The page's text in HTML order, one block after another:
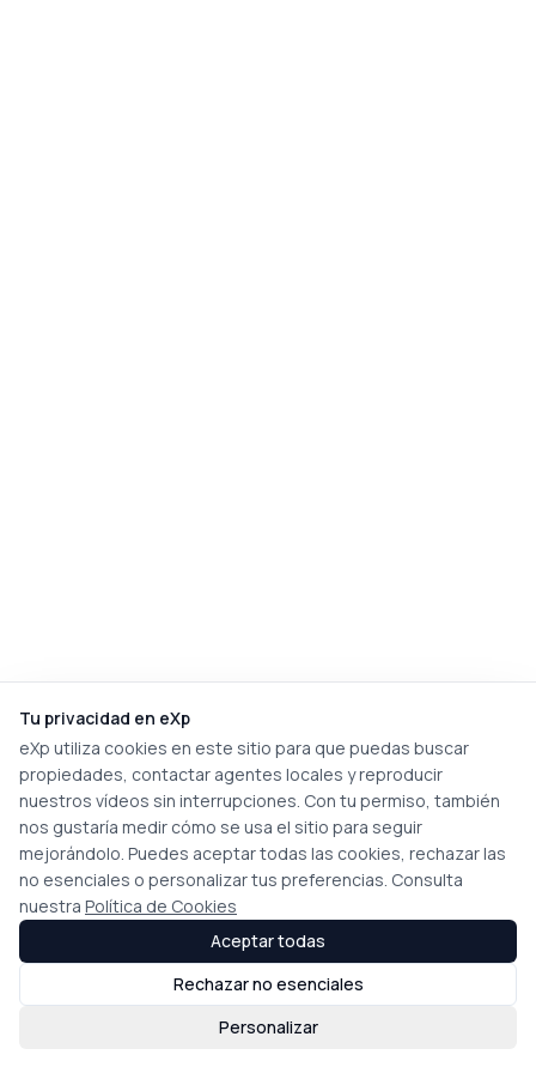
Tu privacidad en eXp
eXp utiliza cookies en este sitio para que puedas buscar
propiedades, contactar agentes locales y reproducir
nuestros vídeos sin interrupciones. Con tu permiso, también
nos gustaría medir cómo se usa el sitio para seguir
mejorándolo. Puedes aceptar todas las cookies, rechazar las
no esenciales o personalizar tus preferencias. Consulta
nuestra Política de Cookies
Personalizar
Rechazar no esenciales
Aceptar todas